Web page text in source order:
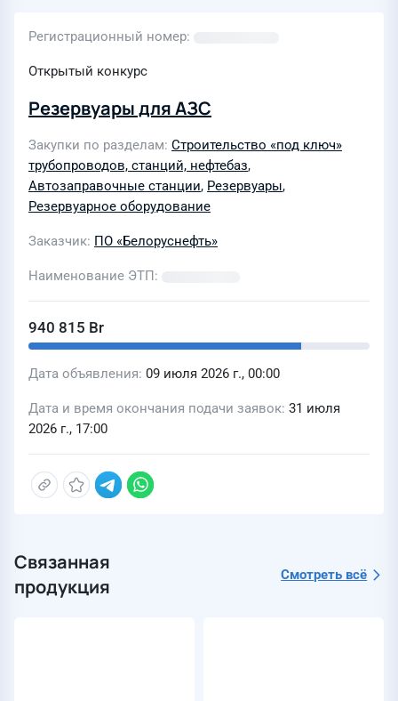
Регистрационный номер
Открытый конкурс
Резервуары для АЗС
Закупки по разделам Строительство «под ключ»
трубопроводов, станций, нефтебаз,
Автозаправочные станции, Резервуары,
Резервуарное оборудование
Заказчик ПО «Белоруснефть»
Наименование ЭТП
940 815 Br
Дата объявления 09 июля 2026 г., 00:00
Дата и время окончания подачи заявок 31 июля
2026 г., 17:00
Связанная
продукция
Смотреть всё